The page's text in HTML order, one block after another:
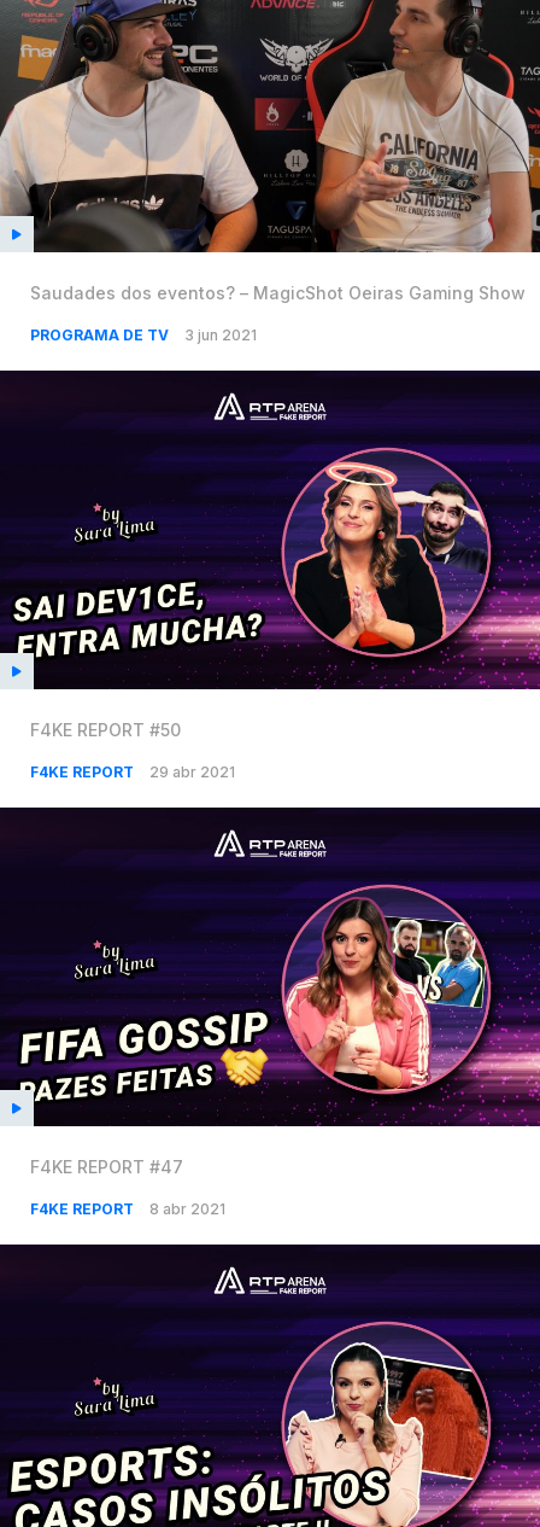
Saudades dos eventos? – MagicShot Oeiras Gaming Show
PROGRAMA DE TV 3 jun 2021
F4KE REPORT #50
F4KE REPORT 29 abr 2021
F4KE REPORT #47
F4KE REPORT 8 abr 2021